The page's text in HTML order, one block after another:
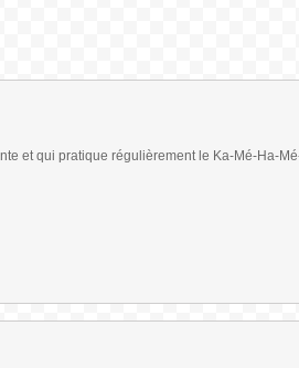
et qui pratique régulièrement le Ka-Mé-Ha-